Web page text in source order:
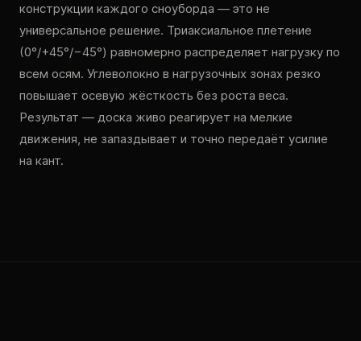
конструкции каждого сноуборда — это не
универсальное решение. Триаксиальное плетение
(0°/+45°/−45°) равномерно распределяет нагрузку по
всем осям. Углеволокно в нагрузочных зонах резко
повышает осевую жёсткость без роста веса.
Результат — доска живо реагирует на мелкие
движения, не запаздывает и точно передаёт усилие
на кант.